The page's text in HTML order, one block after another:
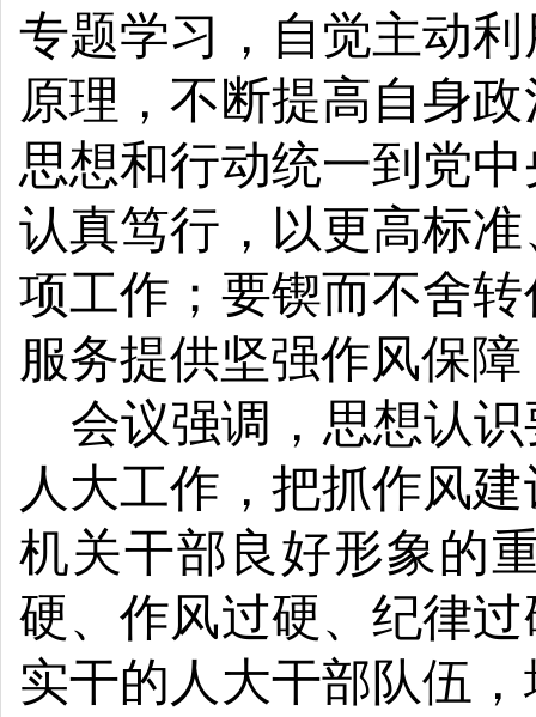
专题学习，自觉主动
原理，不断提高自身
思想和行动统一到党
认真笃行，以更高标
项工作；要锲而不舍
服务提供坚强作风保
会议强调，思想认
人大工作，把抓作风
机关干部良好形象的
硬、作风过硬、纪律
实干的人大干部队伍